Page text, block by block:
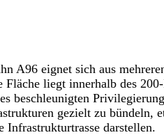
A96 eignet sich aus
liegt innerhalb des
beschleunigten
gezielt zu bündeln,
Infrastrukturtrasse darstellen.